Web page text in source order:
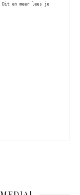
Dit en meer lees je